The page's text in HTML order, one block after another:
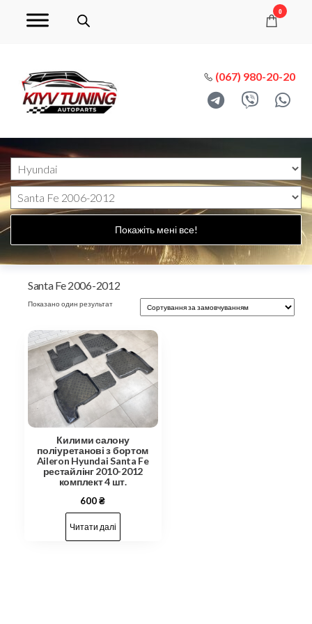
0
(067) 980-20-20
Покажіть мені все!
Santa Fe 2006-2012
Показано один результат
Килими салону
поліуретанові з бортом
Aileron Hyundai Santa Fe
рестайлінг 2010-2012
комплект 4 шт.
600₴
Читати далі